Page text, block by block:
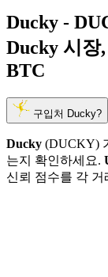
Ducky -
Ducky 시장
BTC
구입처 Ducky?
Ducky (DUCKY)
는지 확인하세요.
신뢰 점수를 각